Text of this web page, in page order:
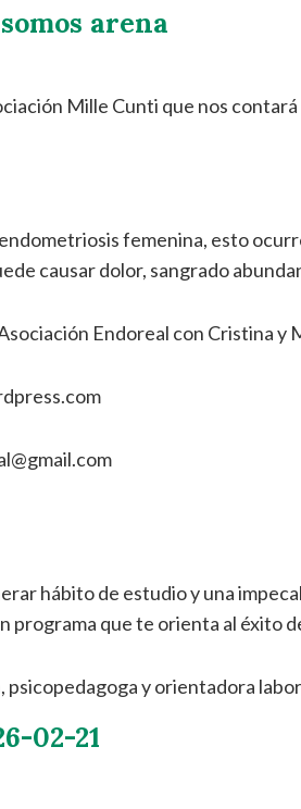
arena
Mille Cunti que nos
femenina, esto
causar dolor, sangrado
Endoreal con Cristina y
hábito de estudio y una
programa que te orienta al éxito
psicopedagoga y orientadora
02-21